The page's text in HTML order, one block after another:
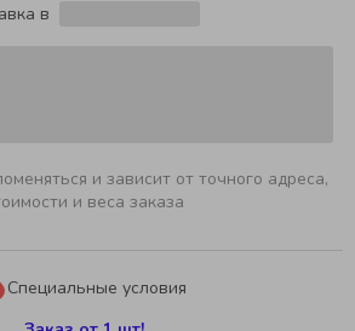
в
и зависит от точного адреса,
и веса заказа
Специальные условия